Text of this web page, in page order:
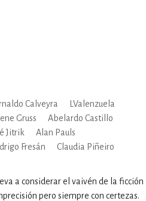
Calveyra
LValenzuela
Gruss
Abelardo Castillo
Jitrik
Alan Pauls
Fresán
Claudia Piñeiro
a considerar el vaivén de la ficción
pero siempre con certezas.